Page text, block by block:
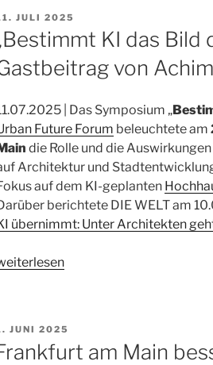
AM
JULI 2025
KI das Bild
von
| Das Symposium „
Future Forum beleuchtete am
die Rolle und die
Architektur und
auf dem KI-geplanten
berichtete DIE WELT am
übernimmt: Unter Architekten
JUNI 2025
am Main